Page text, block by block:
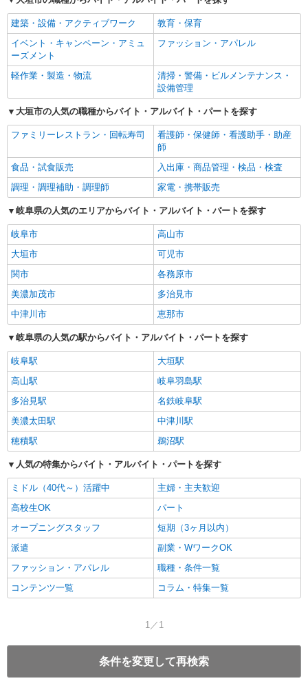
建築・設備・アクティブワーク
教育・保育
イベント・キャンペーン・アミュ
ーズメント
ファッション・アパレル
軽作業・製造・物流
清掃・警備・ビルメンテナンス・
設備管理
大垣市の人気の職種からバイト・アルバイト・パートを探す
ファミリーレストラン・回転寿司
看護師・保健師・看護助手・助産
師
食品・試食販売
入出庫・商品管理・検品・検査
調理・調理補助・調理師
家電・携帯販売
岐阜県の人気のエリアからバイト・アルバイト・パートを探す
岐阜市
高山市
大垣市
可児市
関市
各務原市
美濃加茂市
多治見市
中津川市
恵那市
岐阜県の人気の駅からバイト・アルバイト・パートを探す
岐阜駅
大垣駅
高山駅
岐阜羽島駅
多治見駅
名鉄岐阜駅
美濃太田駅
中津川駅
穂積駅
鵜沼駅
人気の特集からバイト・アルバイト・パートを探す
ミドル（40代～）活躍中
主婦・主夫歓迎
高校生OK
パート
オープニングスタッフ
短期（3ヶ月以内）
派遣
副業・WワークOK
ファッション・アパレル
職種・条件一覧
コンテンツ一覧
コラム・特集一覧
1／1
条件を変更して再検索